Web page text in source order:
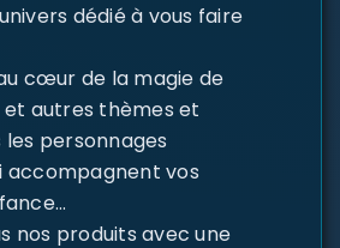
dédié à vous faire
cœur de la magie de
et autres thèmes et
personnages
accompagnent vos
nos produits avec une